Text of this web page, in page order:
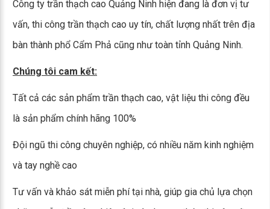
Công ty trần thạch cao Quảng Ninh hiện đang là đơn vị tư
vấn, thi công trần thạch cao uy tín, chất lượng nhất trên địa
bàn thành phổ Cẩm Phả cũng như toàn tỉnh Quảng Ninh.
Chúng tôi cam kết:
Tất cả các sản phẩm trần thạch cao, vật liệu thi công đều
là sản phẩm chính hãng 100%
Đội ngũ thi công chuyên nghiệp, có nhiều năm kinh nghiệm
và tay nghề cao
Tư vấn và khảo sát miễn phí tại nhà, giúp gia chủ lựa chọn